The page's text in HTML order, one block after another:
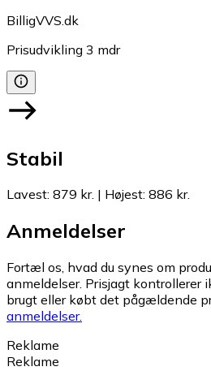
BilligVVS.dk
Prisudvikling 3 mdr
Stabil
Lavest: 879 kr. | Højest: 886 kr.
Anmeldelser
Fortæl os, hvad du synes om
anmeldelser. Prisjagt kontrollerer
brugt eller købt det pågældende
anmeldelser.
Reklame
Reklame